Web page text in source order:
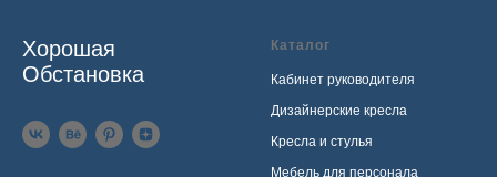
Хорошая
Обстановка
Каталог
Кабинет руководителя
Дизайнерские кресла
Кресла и стулья
Мебель для персонала